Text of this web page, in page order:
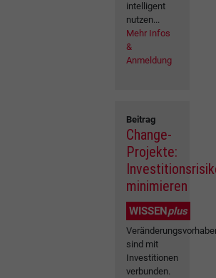
intelligent
nutzen...
Mehr Infos
&
Anmeldung
Beitrag
Change-
Projekte:
minimieren
WISSENplus
sind mit
Investitionen
verbunden.